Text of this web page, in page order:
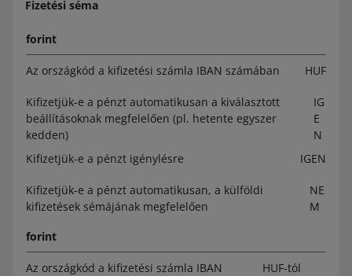
Fizetési séma
forint
Az országkód a kifizetési számla IBAN számában HUF
Kifizetjük-e a pénzt automatikusan a kiválasztott
beállításoknak megfelelően (pl. hetente egyszer
kedden)
IG
E
N
Kifizetjük-e a pénzt igénylésre
IGEN
Kifizetjük-e a pénzt automatikusan, a külföldi
kifizetések sémájának megfelelően
NE
M
forint
Az országkód a kifizetési számla IBAN
HUF-tól